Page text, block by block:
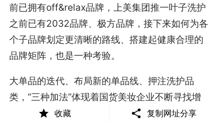
前已拥有off&relax品牌，上美集团推一叶子洗护
之前已有2032品牌、极方品牌，接下来如何为各
个子品牌划定更清晰的路线、搭建起健康合理的
品牌矩阵，也是一种考验。
大单品的迭代、布局新的单品线、押注洗护品
类，“三种加法”体现着国货美妆企业不断寻找增
长新引擎、努力向成为中国的“欧莱雅”“雅诗兰
收藏 复制网址分享